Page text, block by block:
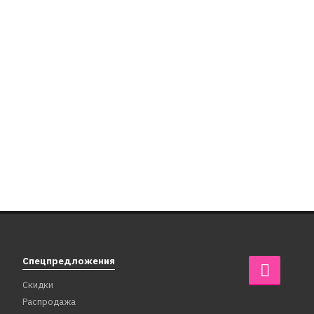
Спецпредложения
Скидки
Распродажа